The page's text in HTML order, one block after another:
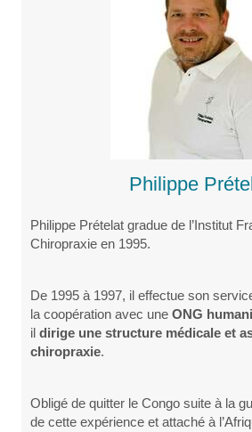
Philippe
Philippe Prételat gradue de l’Institut
Chiropraxie en 1995.
De 1995 à 1997, il effectue son
la coopération avec une ONG
il dirige une structure médicale et
chiropraxie.
Obligé de quitter le Congo suite à la
de cette expérience et attaché à